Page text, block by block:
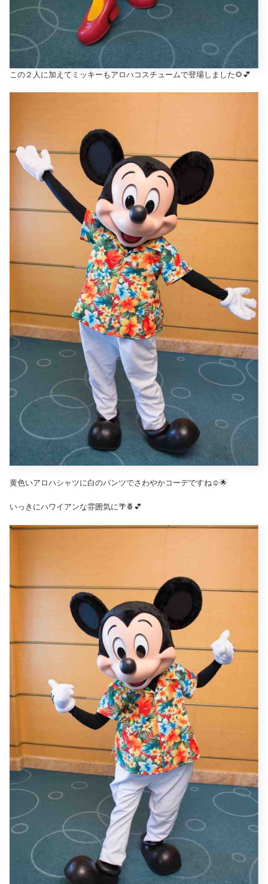
この２人に加えてミッキーもアロハコスチュームで登場しました🌻💕
黄色いアロハシャツに白のパンツでさわやかコーデですね☺️🌟
いっきにハワイアンな雰囲気に🌴🍍💕